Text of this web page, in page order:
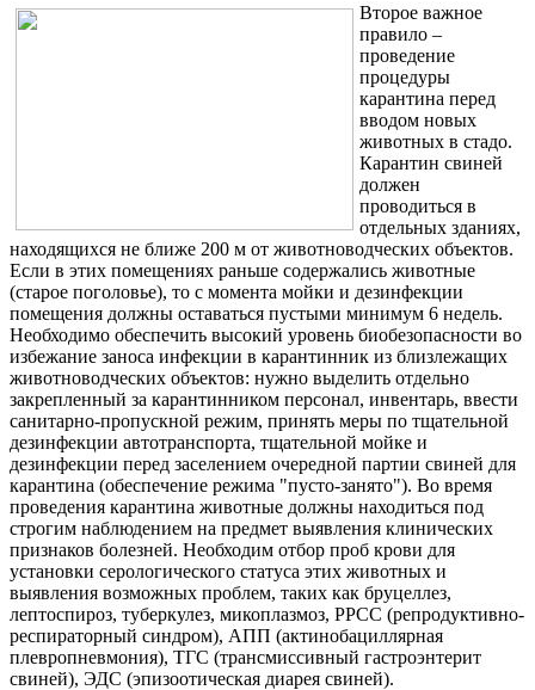
Второе важное
правило –
проведение
процедуры
карантина перед
вводом новых
животных в стадо.
Карантин свиней
должен
проводиться в
отдельных зданиях,
находящихся не ближе 200 м от животноводческих объектов.
Если в этих помещениях раньше содержались животные
(старое поголовье), то с момента мойки и дезинфекции
помещения должны оставаться пустыми минимум 6 недель.
Необходимо обеспечить высокий уровень биобезопасности во
избежание заноса инфекции в карантинник из близлежащих
животноводческих объектов: нужно выделить отдельно
закрепленный за карантинником персонал, инвентарь, ввести
санитарно-пропускной режим, принять меры по тщательной
дезинфекции автотранспорта, тщательной мойке и
дезинфекции перед заселением очередной партии свиней для
карантина (обеспечение режима "пусто-занято"). Во время
проведения карантина животные должны находиться под
строгим наблюдением на предмет выявления клинических
признаков болезней. Необходим отбор проб крови для
установки серологического статуса этих животных и
выявления возможных проблем, таких как бруцеллез,
лептоспироз, туберкулез, микоплазмоз, РРСС (репродуктивно-
респираторный синдром), АПП (актинобациллярная
плевропневмония), ТГС (трансмиссивный гастроэнтерит
свиней), ЭДС (эпизоотическая диарея свиней).